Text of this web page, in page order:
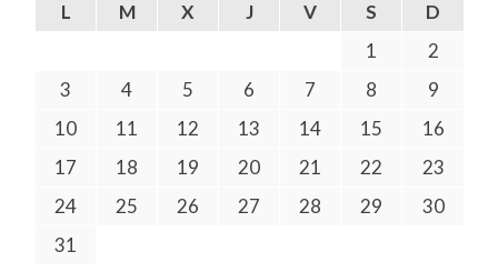
L M X J V S
D
1
2
3
4 5 6 7 8
9
10
11 12 13 14 15
16
17
18 19 20 21 22
23
24
25 26 27 28 29
30
31